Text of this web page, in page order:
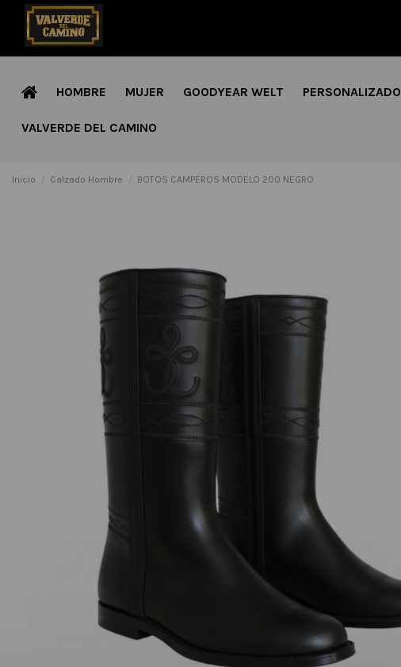
HOMBRE MUJER GOODYEAR WELT PERSONALIZADO
VALVERDE DEL CAMINO
Inicio Calzado Hombre BOTOS CAMPEROS MODELO 200 NEGRO